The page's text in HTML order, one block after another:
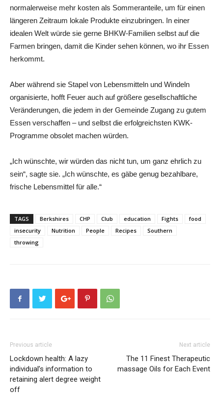
normalerweise mehr kosten als Sommeranteile, um für einen
längeren Zeitraum lokale Produkte einzubringen. In einer
idealen Welt würde sie gerne BHKW-Familien selbst auf die
Farmen bringen, damit die Kinder sehen können, wo ihr Essen
herkommt.
Aber während sie Stapel von Lebensmitteln und Windeln
organisierte, hofft Feuer auch auf größere gesellschaftliche
Veränderungen, die jedem in der Gemeinde Zugang zu gutem
Essen verschaffen – und selbst die erfolgreichsten KWK-
Programme obsolet machen würden.
„Ich wünschte, wir würden das nicht tun, um ganz ehrlich zu
sein“, sagte sie. „Ich wünschte, es gäbe genug bezahlbare,
frische Lebensmittel für alle.“
TAGS Berkshires CHP Club education Fights
food
insecurity
Nutrition People Recipes
Southern
throwing
Previous article
Lockdown health: A lazy
individual’s information to
retaining alert degree weight
off
Next article
The 11 Finest Therapeutic
massage Oils for Each Event